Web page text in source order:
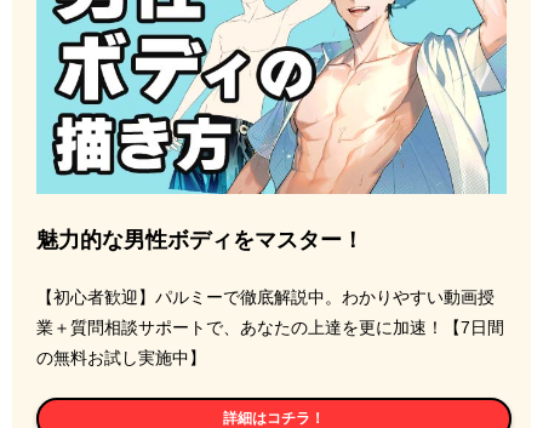
魅力的な男性ボディをマスター！
【初心者歓迎】パルミーで徹底解説中。わかりやすい動画授
業＋質問相談サポートで、あなたの上達を更に加速！【7日間
の無料お試し実施中】
詳細はコチラ！